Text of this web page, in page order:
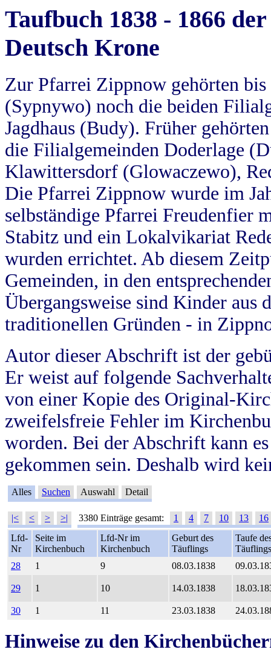
Taufbuch 1838 - 1866
Deutsch Krone
Zur Pfarrei Zippnow gehörten
(Sypnywo) noch die beiden
Jagdhaus (Budy). Früher
die Filialgemeinden Doderlage
Klawittersdorf (Glowaczewo),
Die Pfarrei Zippnow wurde im
selbständige Pfarrei Freudenfier
Stabitz und ein Lokalvikariat
wurden errichtet. Ab diesem
Gemeinden, in den
Übergangsweise sind Kinder aus
traditionellen Gründen - in
Autor dieser Abschrift ist der
Er weist auf folgende
von einer Kopie des Original-
zweifelsfreie Fehler im
worden. Bei der Abschrift kann
gekommen sein. Deshalb wird
Alles Suchen Auswahl Detail
|< < > >| 3380 Einträge gesamt: 1 4 7 10 13
16
Lfd-
Nr
Seite im
Kirchenbuch
Lfd-Nr im
Kirchenbuch
Geburt des
Täuflings
Taufe
Täuflings
28
1 9 08.03.1838
29 1 10 14.03.1838
30 1 11 23.03.1838
Hinweise zu den